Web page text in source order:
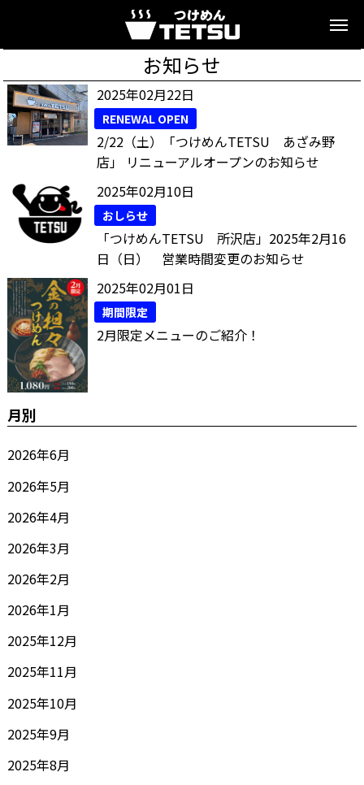
お知らせ
2025年02月22日
RENEWAL OPEN
2/22（土）「つけめんTETSU あざみ野
店」 リニューアルオープンのお知らせ
2025年02月10日
おしらせ
「つけめんTETSU 所沢店」2025年2月16
日（日） 営業時間変更のお知らせ
2025年02月01日
期間限定
2月限定メニューのご紹介！
月別
2026年6月
2026年5月
2026年4月
2026年3月
2026年2月
2026年1月
2025年12月
2025年11月
2025年10月
2025年9月
2025年8月